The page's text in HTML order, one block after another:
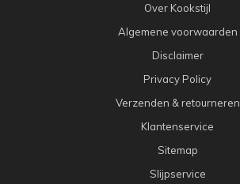
Over Kookstijl
Algemene voorwaarden
Disclaimer
Privacy Policy
Verzenden & retourneren
Klantenservice
Sitemap
Slijpservice